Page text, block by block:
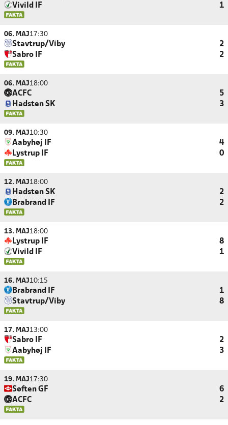
Vivild IF
1
06. MAJ17:30
Stavtrup/Viby
2
Sabro IF
2
06. MAJ18:00
ACFC
5
Hadsten SK
3
09. MAJ10:30
Aabyhøj IF
4
Lystrup IF
0
12. MAJ18:00
Hadsten SK
2
Brabrand IF
2
13. MAJ18:00
Lystrup IF
8
Vivild IF
1
16. MAJ10:15
Brabrand IF
1
Stavtrup/Viby
8
17. MAJ13:00
Sabro IF
2
Aabyhøj IF
3
19. MAJ17:30
Søften GF
6
ACFC
2